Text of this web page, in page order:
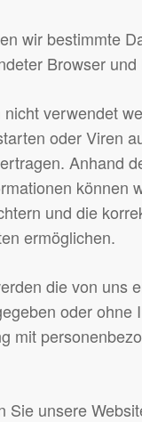
wir bestimmte
Browser
verwendet
oder Viren
Anhand
können
und die
ermöglichen.
die von uns
oder ohne
mit
Sie unsere